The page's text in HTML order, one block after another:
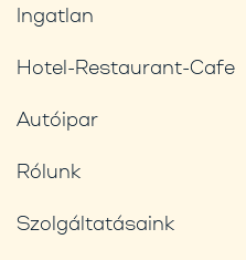
Ingatlan
Hotel-Restaurant-Cafe
Autóipar
Rólunk
Szolgáltatásaink